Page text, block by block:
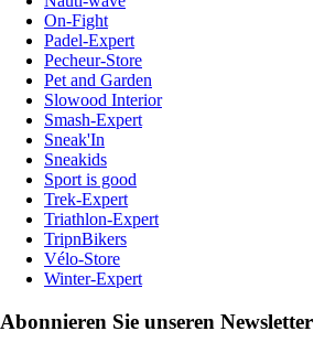
On-Fight
Padel-Expert
Pecheur-Store
Pet and Garden
Slowood Interior
Smash-Expert
Sneak'In
Sneakids
Sport is good
Trek-Expert
Triathlon-Expert
TripnBikers
Vélo-Store
Winter-Expert
Abonnieren Sie unseren Newsletter